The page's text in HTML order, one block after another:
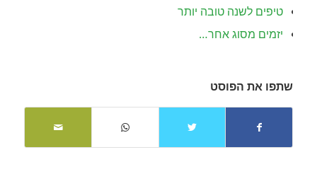
טיפים לשנה טובה יותר
יזמים מסוג אחר…
שתפו את הפוסט